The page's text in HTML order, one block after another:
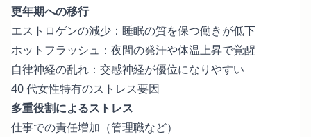
更年期への移行
エストロゲンの減少：睡眠の質を保つ働きが低下
ホットフラッシュ：夜間の発汗や体温上昇で覚醒
自律神経の乱れ：交感神経が優位になりやすい
40 代女性特有のストレス要因
多重役割によるストレス
仕事での責任増加（管理職など）